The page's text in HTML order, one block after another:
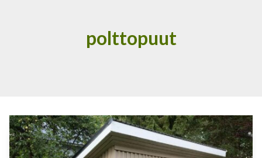
polttopuut